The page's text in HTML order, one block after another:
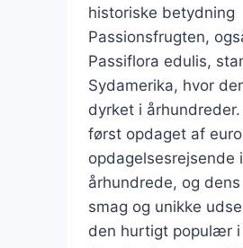
historiske betydning
Passionsfrugten,
Passiflora edulis,
Sydamerika, hvor
dyrket i
først opdaget af
opdagelsesrejsende
århundrede, og
smag og unikke
den hurtigt populær i